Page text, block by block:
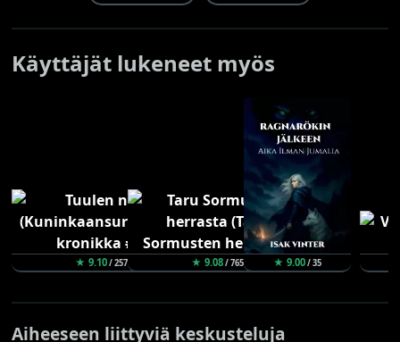
Käyttäjät lukeneet myös
★ 9.10/ 257 ★ 9.08/ 765 ★ 9.00/ 35
Aiheeseen liittyviä keskusteluja